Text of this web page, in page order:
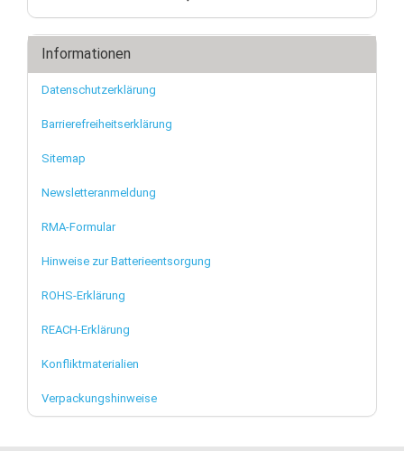
Informationen
Datenschutzerklärung
Barrierefreiheitserklärung
Sitemap
Newsletteranmeldung
RMA-Formular
Hinweise zur Batterieentsorgung
ROHS-Erklärung
REACH-Erklärung
Konfliktmaterialien
Verpackungshinweise